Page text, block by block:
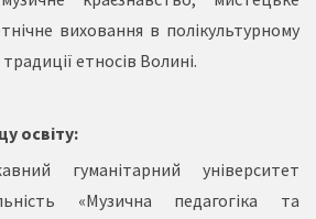
виховання в полікультурному
етносів Волині.
освіту:
гуманітарний університет
«Музична педагогіка та